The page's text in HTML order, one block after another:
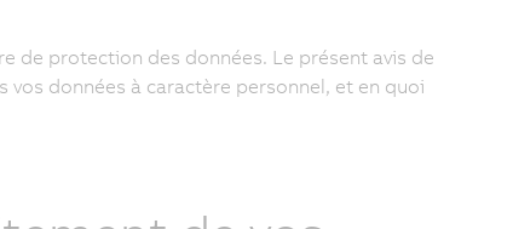
de protection des données. Le présent avis de
données à caractère personnel, et en quoi